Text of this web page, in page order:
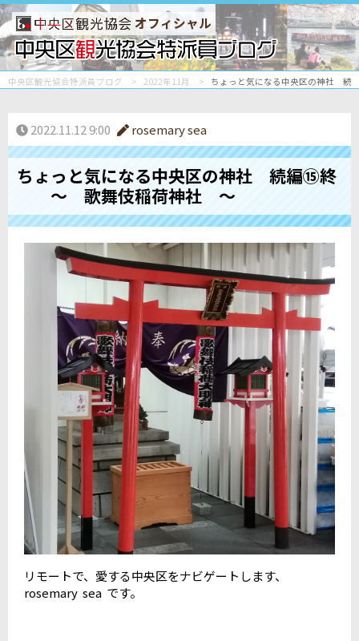
オフィシャル
中央区観光協会特派員ブログ 2022年11月 ちょっと気になる中央区の神
2022.11.12 9:00 rosemary sea
ちょっと気になる中央区の神社 続編⑮終
～ 歌舞伎稲荷神社 ～
リモートで、愛する中央区をナビゲートします、
rosemary sea です。